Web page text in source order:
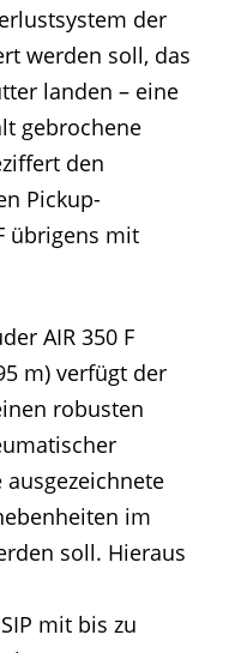
der
werden soll, das
landen – eine
gebrochene
den
Pickup-
übrigens mit
AIR 350 F
m) verfügt der
robusten
im
soll. Hieraus
mit bis zu